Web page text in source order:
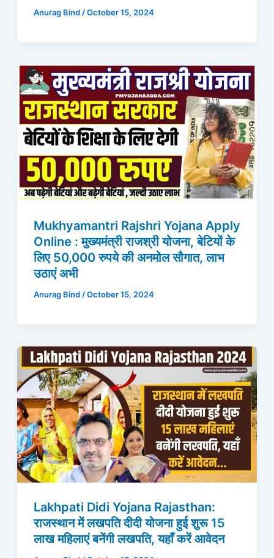
Anurag Bind /October 15, 2024
Mukhyamantri Rajshri Yojana Apply
Online : मुख्यमंत्री राजश्री योजना, बेटियों के
लिए 50,000 रुपये की अनमोल सौगात, लाभ
उठाएं अभी
Anurag Bind /October 15, 2024
Lakhpati Didi Yojana Rajasthan:
राजस्थान में लखपति दीदी योजना हुई शुरू 15
लाख महिलाएं बनेंगी लखपति, यहाँ करें आवेदन